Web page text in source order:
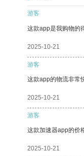
游客
这款app是我购物的
2025-10-21
游客
这款app的物流非常
2025-10-21
游客
这款加速器app的价
2025-10-21